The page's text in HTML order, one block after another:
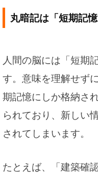
丸暗記は「短期記
人間の脳には「短期
す。意味を理解せず
期記憶にしか格納さ
られており、新しい
されてしまいます。
たとえば、「建築確